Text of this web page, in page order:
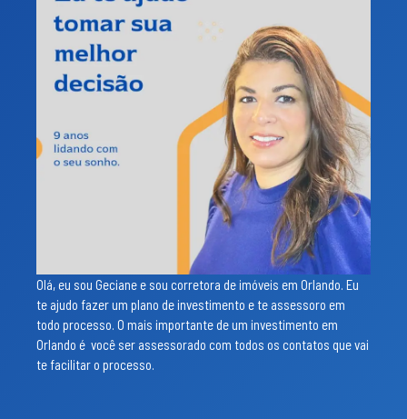
Olá, eu sou Geciane e sou corretora de imóveis em Orlando. Eu
te ajudo fazer um plano de investimento e te assessoro em
todo processo. O mais importante de um investimento em
Orlando é você ser assessorado com todos os contatos que vai
te facilitar o processo.